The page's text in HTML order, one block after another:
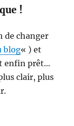
!
de changer
blog« ) et
enfin prêt…
clair, plus